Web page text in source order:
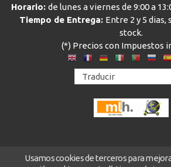
Horario: de lunes a viernes de 9:00 a
Tiempo de Entrega: Entre 2 y 5
stock.
(*) Precios con Impuestos
Usamos cookies de terceros para